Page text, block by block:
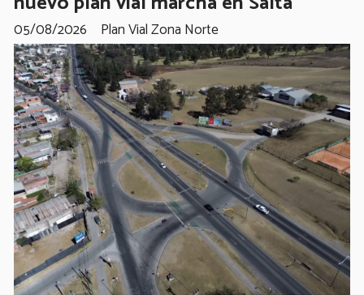
Plan Vial Zona Norte
05/08/2026